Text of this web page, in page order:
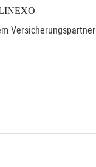
Versicherungspartner